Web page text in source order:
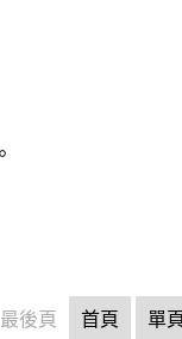
最後頁 首頁 單